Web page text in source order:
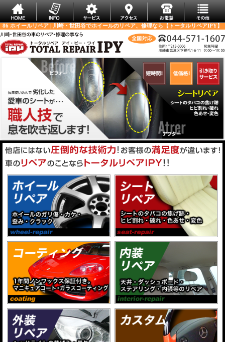
86 ホイールリペア | 川崎・世田谷でホイールのリペア、修理なら【トータルリペアIPY】